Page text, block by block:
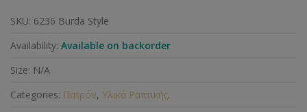
SKU: 6236 Burda Style
Availability: Available on backorder
Size: N/A
Categories: Πατρόν, Υλικά Ραπτικής.